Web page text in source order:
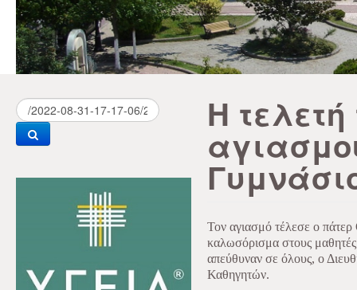
Η τελετή
Τον αγιασμό τέλεσε ο
καλωσόρισμα στους μαθητές
απεύθυναν σε όλους, ο
Καθηγητών.